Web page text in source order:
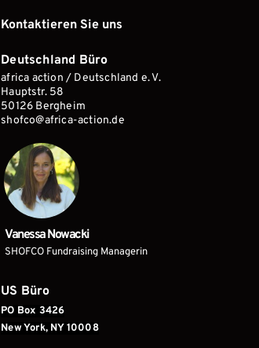
Kontaktieren Sie uns
Deutschland Büro
africa action / Deutschland e. V.
Hauptstr. 58
50126 Bergheim
shofco@africa-action.de
Vanessa Nowacki
SHOFCO Fundraising Managerin
US Büro
PO Box 3426
New York, NY 10008